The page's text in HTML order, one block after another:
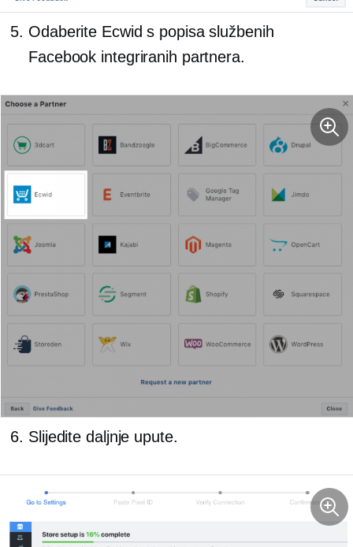
Odaberite Ecwid s popisa službenih
Facebook integriranih partnera.
Slijedite daljnje upute.